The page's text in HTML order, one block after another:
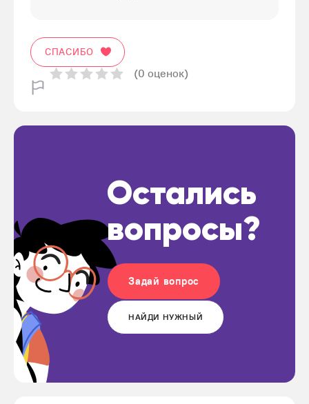
СПАСИБО
(0 оценок)
Остались
вопросы?
Задай вопрос
НАЙДИ НУЖНЫЙ